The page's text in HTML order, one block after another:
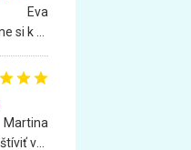
Eva
Martina